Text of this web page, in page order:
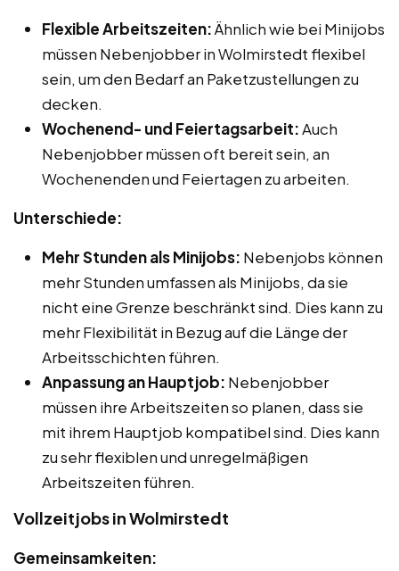
Flexible Arbeitszeiten:Ähnlich wie bei Minijobs
müssen Nebenjobber in Wolmirstedt flexibel
sein, um den Bedarf an Paketzustellungen zu
decken.
Wochenend- und Feiertagsarbeit:Auch
Nebenjobber müssen oft bereit sein, an
Wochenenden und Feiertagen zu arbeiten.
Unterschiede:
Mehr Stunden als Minijobs: Nebenjobs können
mehr Stunden umfassen als Minijobs, da sie
nicht eine Grenze beschränkt sind. Dies kann zu
mehr Flexibilität in Bezug auf die Länge der
Arbeitsschichten führen.
Anpassung an Hauptjob: Nebenjobber
müssen ihre Arbeitszeiten so planen, dass sie
mit ihrem Hauptjob kompatibel sind. Dies kann
zu sehr flexiblen und unregelmäßigen
Arbeitszeiten führen.
Vollzeitjobs in Wolmirstedt
Gemeinsamkeiten: